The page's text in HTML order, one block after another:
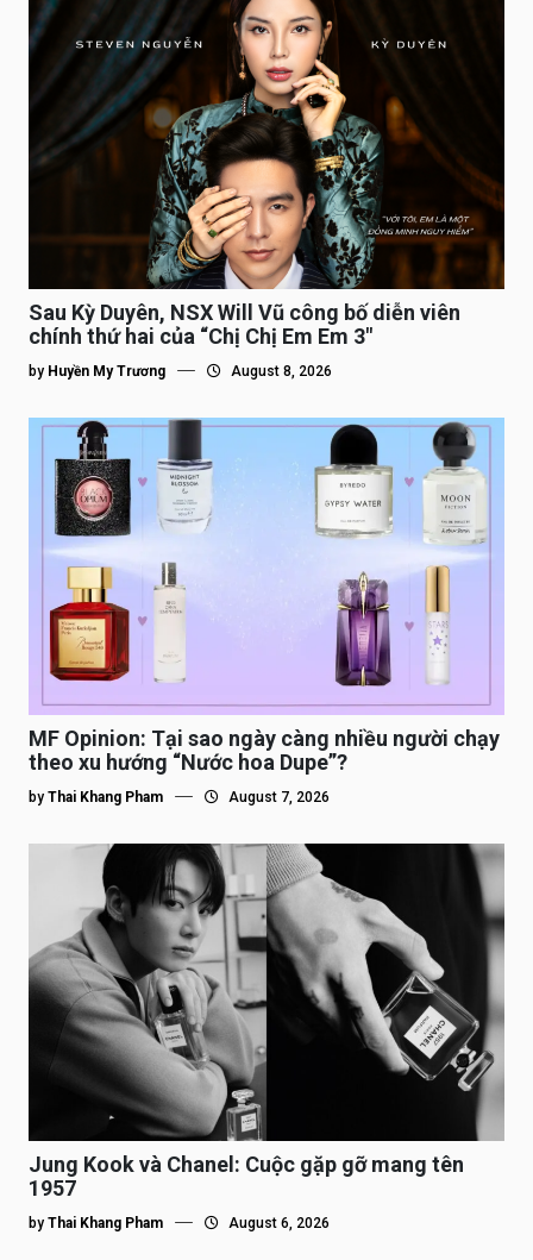
Sau Kỳ Duyên, NSX Will Vũ công bố diễn viên
chính thứ hai của “Chị Chị Em Em 3″
by Huyền My Trương August 8, 2026
MF Opinion: Tại sao ngày càng nhiều người chạy
theo xu hướng “Nước hoa Dupe”?
by Thai Khang Pham August 7, 2026
Jung Kook và Chanel: Cuộc gặp gỡ mang tên
1957
by Thai Khang Pham August 6, 2026